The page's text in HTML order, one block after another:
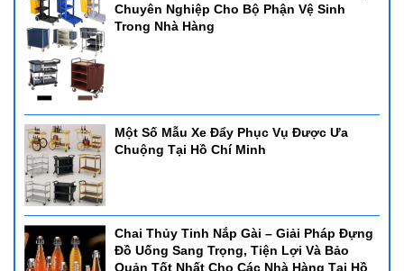
Chuyên Nghiệp Cho Bộ Phận Vệ Sinh
Trong Nhà Hàng
Một Số Mẫu Xe Đẩy Phục Vụ Được Ưa
Chuộng Tại Hồ Chí Minh
Chai Thủy Tinh Nắp Gài – Giải Pháp Đựng
Đồ Uống Sang Trọng, Tiện Lợi Và Bảo
Quản Tốt Nhất Cho Các Nhà Hàng Tại Hồ